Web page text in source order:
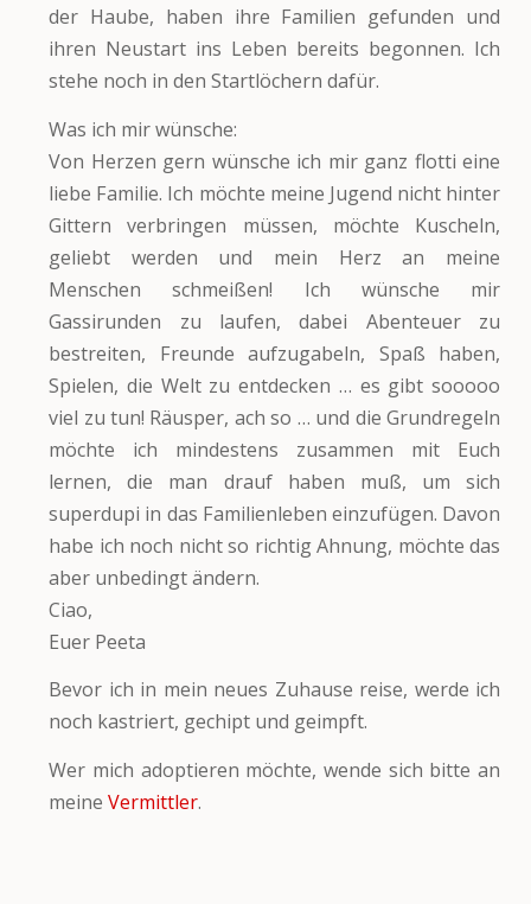
der Haube, haben ihre Familien gefunden und
ihren Neustart ins Leben bereits begonnen. Ich
stehe noch in den Startlöchern dafür.
Was ich mir wünsche:
Von Herzen gern wünsche ich mir ganz flotti eine
liebe Familie. Ich möchte meine Jugend nicht hinter
Gittern verbringen müssen, möchte Kuscheln,
geliebt werden und mein Herz an meine
Menschen schmeißen! Ich wünsche mir
Gassirunden zu laufen, dabei Abenteuer zu
bestreiten, Freunde aufzugabeln, Spaß haben,
Spielen, die Welt zu entdecken … es gibt sooooo
viel zu tun! Räusper, ach so … und die Grundregeln
möchte ich mindestens zusammen mit Euch
lernen, die man drauf haben muß, um sich
superdupi in das Familienleben einzufügen. Davon
habe ich noch nicht so richtig Ahnung, möchte das
aber unbedingt ändern.
Ciao,
Euer Peeta
Bevor ich in mein neues Zuhause reise, werde ich
noch kastriert, gechipt und geimpft.
Wer mich adoptieren möchte, wende sich bitte an
meineVermittler.